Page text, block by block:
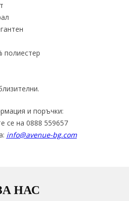
полиестер
и поръчки:
се на 0888 559657
info@avenue-bg.com
НАС